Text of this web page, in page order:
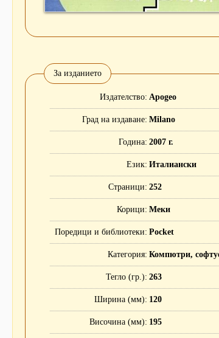
За изданието
Издателство Apogeo
Град на издаване Milano
Година 2007 г.
Език Италиански
Страници 252
Корици Меки
Поредици и библиотеки Pocket
Категория Компютри,
Тегло (гр.) 263
Ширина (мм) 120
Височина (мм) 195